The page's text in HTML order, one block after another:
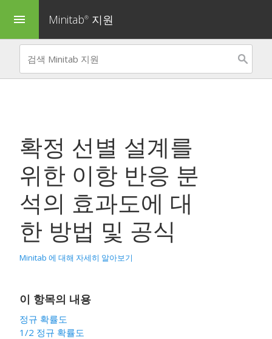
menu Minitab® 지원
확정 선별 설계를
위한 이항 반응 분
석의 효과도에 대
한 방법 및 공식
Minitab 에 대해 자세히 알아보기
이 항목의 내용
정규 확률도
1/2 정규 확률도